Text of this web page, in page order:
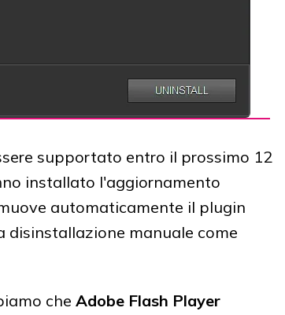
supportato entro il prossimo 12
installato l'aggiornamento
automaticamente il plugin
disinstallazione manuale come
che Adobe Flash Player